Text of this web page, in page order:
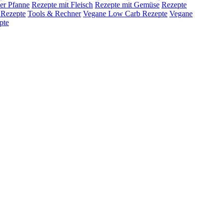
Pfanne Rezepte mit Fleisch Rezepte mit Gemüse Rezepte
Tools & Rechner Vegane Low Carb Rezepte Vegane